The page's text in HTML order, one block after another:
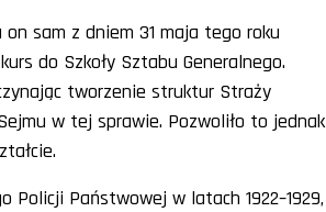
sam z dniem 31 maja tego roku
do Szkoły Sztabu Generalnego.
tworzenie struktur Straży
w tej sprawie. Pozwoliło to jednak
Policji Państwowej w latach 1922–1929,